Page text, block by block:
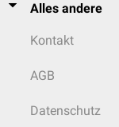
Alles andere
Kontakt
AGB
Datenschutz